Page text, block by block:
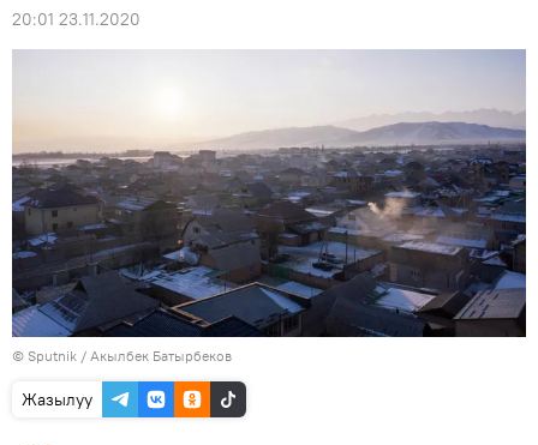
20:01 23.11.2020
© Sputnik / Акылбек Батырбеков
Жазылуу